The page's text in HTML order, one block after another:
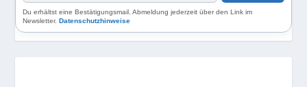
Du erhältst eine Bestätigungsmail. Abmeldung jederzeit über den Link im
Newsletter.Datenschutzhinweise